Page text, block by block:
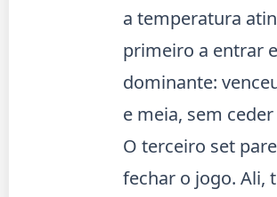
a temperatura
primeiro a entrar
dominante:
e meia, sem
O terceiro set
fechar o jogo. Ali,